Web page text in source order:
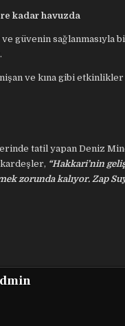
kadar havuzda
ve güvenin
ve kına gibi
tatil yapan Deniz
“Hakkari’nin
zorunda kalıyor. Zap